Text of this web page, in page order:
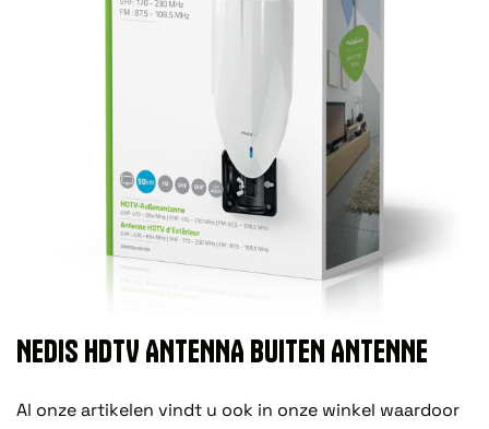
NEDIS HDTV ANTENNA BUITEN ANTENNE
Al onze artikelen vindt u ook in onze winkel waardoor